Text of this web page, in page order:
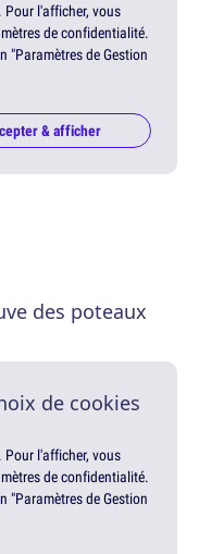
Pour l'afficher, vous
de confidentialité.
"Paramètres de Gestion
& afficher
des poteaux
de cookies
Pour l'afficher, vous
de confidentialité.
"Paramètres de Gestion